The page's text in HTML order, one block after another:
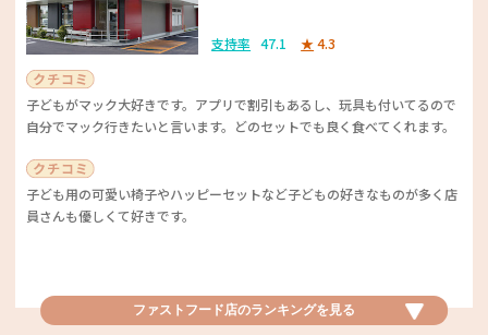
トイレも館内にたくさん設置されており、子ども連れでも安心、また、授
乳スペースやちょっと休めるベンチもいっぱいあるので、便利です。
動物たちのダイナミックな姿を楽しめることに、多くの支持が集まりまし
た。特にペンギンやホッキョクグマの迫力、そして季節によって異なる楽
しみ方ができる点が絶賛！ 夜のイベントなどもあり、動物の姿が生き生
きとしている点が、特に大きな魅力。ご家族で楽しめること間違いなしで
すね♪
たくなってしまう。 お子さまメニューも、子どもが喜んでくれます。
カフェチェーン店優秀賞
TULLY'S COFFEE（タリーズコー
コーヒーがおいしく、コーヒー豆にこだわっているのがわかります！ デ
ザートメニューも豊富でアイスクリームもあるのがうれしいです。グッズ
支持率 47.1 ★4.3
子どもがマック大好きです。アプリで割引もあるし、玩具も付いてるので
自分でマック行きたいと言います。どのセットでも良く食べてくれます。
子ども用の可愛い椅子やハッピーセットなど子どもの好きなものが多く店
員さんも優しくて好きです。
ファストフード店のランキングを 見る
ファストフード店優秀賞